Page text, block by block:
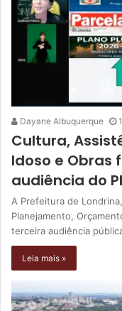
Dayane Albuquerque
Cultura,
Idoso e Obras
audiência do
A Prefeitura de
Planejamento,
terceira audiência
Leia mais »